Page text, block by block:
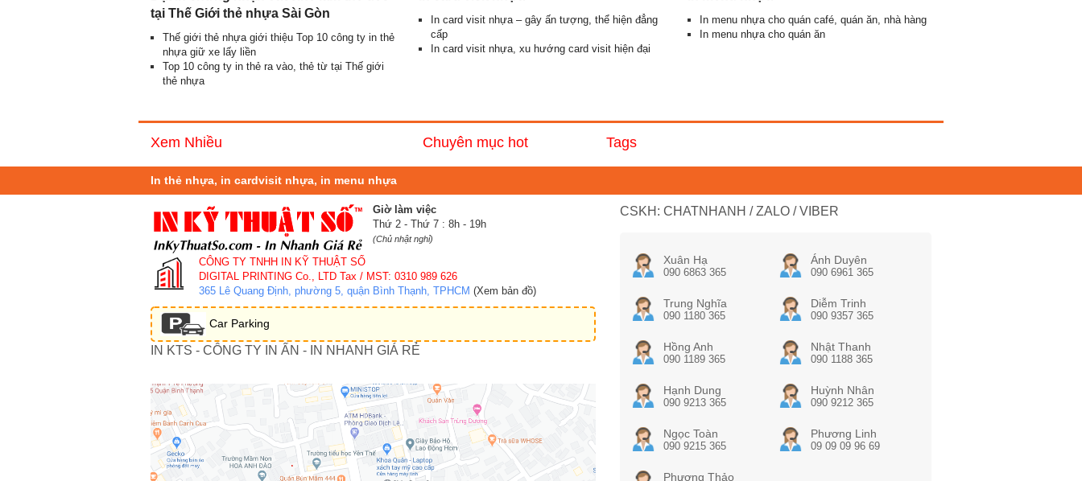
tại Thế Giới thẻ nhựa Sài Gòn
Thế giới thẻ nhựa giới thiệu Top 10 công ty in thẻ
nhựa giữ xe lấy liền
Top 10 công ty in thẻ ra vào, thẻ từ tại Thế giới
thẻ nhựa
In card visit nhựa – gây ấn tượng, thể hiện đẳng
cấp
In card visit nhựa, xu hướng card visit hiện đại
In menu nhựa cho quán café, quán ăn, nhà hàng
In menu nhựa cho quán ăn
Xem Nhiều Chuyên mục hot Tags
In thẻ nhựa, in cardvisit nhựa, in menu nhựa
Giờ làm việc
Thứ 2 - Thứ 7 : 8h - 19h
(Chủ nhật nghỉ)
CÔNG TY TNHH IN KỸ THUẬT SỐ
DIGITAL PRINTING Co., LTD Tax / MST: 0310 989 626
365 Lê Quang Định, phường 5, quận Bình Thạnh, TPHCM (Xem bản đồ)
Car Parking
IN KTS - CÔNG TY IN ẤN - IN NHANH GIÁ RẺ
CSKH: CHATNHANH / ZALO / VIBER
Xuân Hạ
090 6863 365
Ánh Duyên
090 6961 365
Trung Nghĩa
090 1180 365
Diễm Trinh
090 9357 365
Hồng Anh
090 1189 365
Nhật Thanh
090 1188 365
Hạnh Dung
090 9213 365
Huỳnh Nhân
090 9212 365
Ngọc Toàn
090 9215 365
Phương Linh
09 09 09 96 69
Phương Thảo